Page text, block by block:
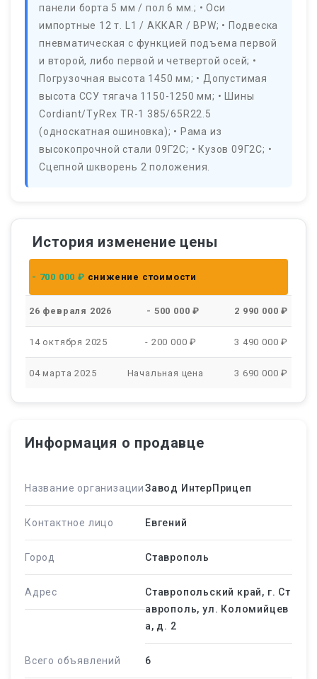
панели борта 5 мм / пол 6 мм.; • Оси
импортные 12 т. L1 / АККАR / ВРW; • Подвеска
пневматическая с функцией подъема первой
и второй, либо первой и четвертой осей; •
Погрузочная высота 1450 мм; • Допустимая
высота ССУ тягача 1150-1250 мм; • Шины
Соrdiаnt/ТyRех ТR-1 385/65R22.5
(односкатная ошиновка); • Рама из
высокопрочной стали 09Г2С; • Кузов 09Г2С; •
Сцепной шкворень 2 положения.
История изменение цены
- 700 000 ₽ снижение стоимости
26 февраля 2026 - 500 000 ₽ 2 990 000 ₽
14 октября 2025 - 200 000 ₽ 3 490 000 ₽
04 марта 2025 Начальная цена 3 690 000 ₽
Информация о продавце
Название организацииЗавод ИнтерПрицеп
Контактное лицо Евгений
Город Ставрополь
Адрес
Ставропольский край, г. Ст
аврополь, ул. Коломийцев
а, д. 2
Всего объявлений 6